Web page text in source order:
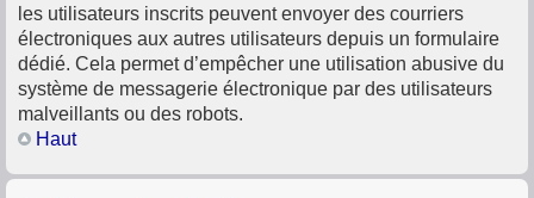
les utilisateurs inscrits peuvent envoyer des courriers
électroniques aux autres utilisateurs depuis un formulaire
dédié. Cela permet d’empêcher une utilisation abusive du
système de messagerie électronique par des utilisateurs
malveillants ou des robots.
Haut